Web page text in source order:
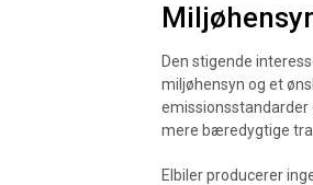
Den stigende
miljøhensyn og et
mere bæredygtige
Elbiler producerer